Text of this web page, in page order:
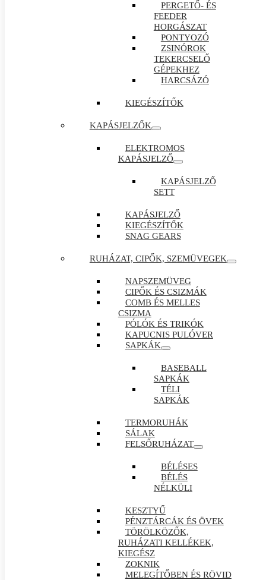
PERGETŐ- ÉS
FEEDER
HORGÁSZAT
PONTYOZÓ
ZSINÓROK
TEKERCSELŐ
GÉPEKHEZ
HARCSÁZÓ
KIEGÉSZÍTŐK
KAPÁSJELZŐK
ELEKTROMOS
KAPÁSJELZŐ
KAPÁSJELZŐ
SETT
KAPÁSJELZŐ
KIEGÉSZÍTŐK
SNAG GEARS
RUHÁZAT, CIPŐK, SZEMÜVEGEK
NAPSZEMÜVEG
CIPŐK ÉS CSIZMÁK
COMB ÉS MELLES
CSIZMA
PÓLÓK ÉS TRIKÓK
KAPUCNIS PULÓVER
SAPKÁK
BASEBALL
SAPKÁK
TÉLI
SAPKÁK
TERMORUHÁK
SÁLAK
FELSŐRUHÁZAT
BÉLÉSES
BÉLÉS
NÉLKÜLI
KESZTYŰ
PÉNZTÁRCÁK ÉS ÖVEK
TÖRÖLKÖZŐK,
RUHÁZATI KELLÉKEK,
KIEGÉSZ
ZOKNIK
MELEGÍTŐBEN ÉS RÖVID